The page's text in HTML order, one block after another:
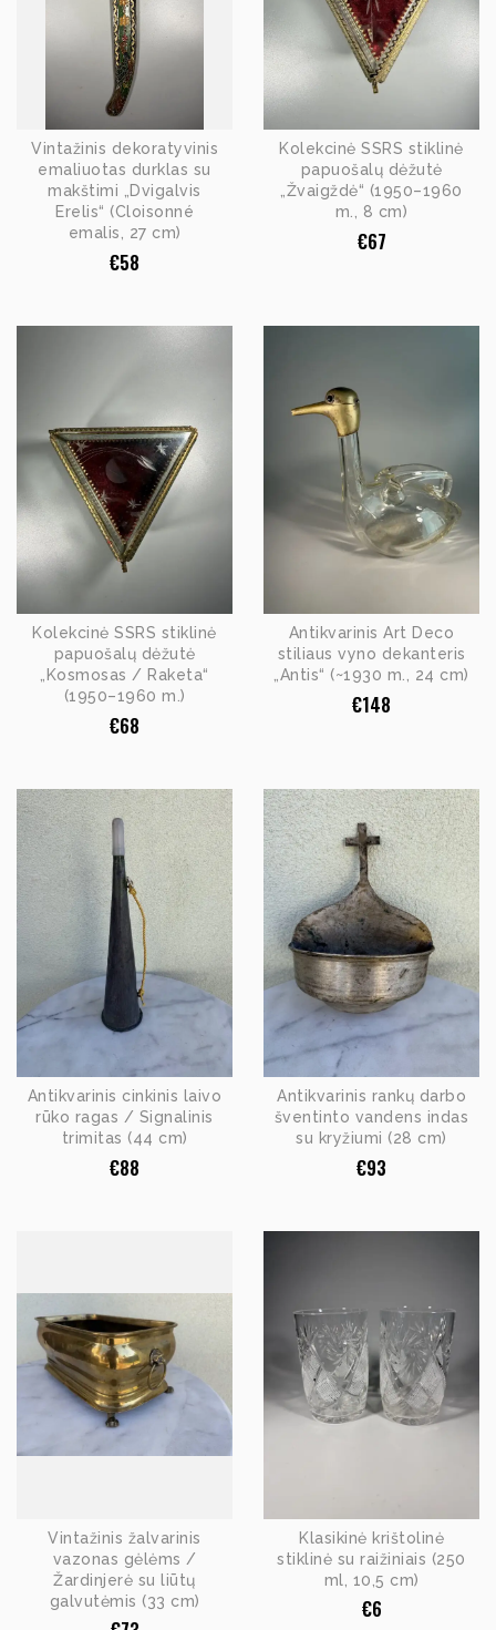
Vintažinis dekoratyvinis
emaliuotas durklas su
makštimi „Dvigalvis
Erelis“ (Cloisonné
emalis, 27 cm)
€58
Kolekcinė SSRS stiklinė
papuošalų dėžutė
„Žvaigždė“ (1950–1960
m., 8 cm)
€67
Kolekcinė SSRS stiklinė
papuošalų dėžutė
„Kosmosas / Raketa“
(1950–1960 m.)
€68
Antikvarinis Art Deco
stiliaus vyno dekanteris
„Antis“ (~1930 m., 24 cm)
€148
Antikvarinis cinkinis laivo
rūko ragas / Signalinis
trimitas (44 cm)
€88
Antikvarinis rankų darbo
šventinto vandens indas
su kryžiumi (28 cm)
€93
Vintažinis žalvarinis
vazonas gėlėms /
Žardinjerė su liūtų
galvutėmis (33 cm)
Klasikinė krištolinė
stiklinė su raižiniais (250
ml, 10,5 cm)
€6